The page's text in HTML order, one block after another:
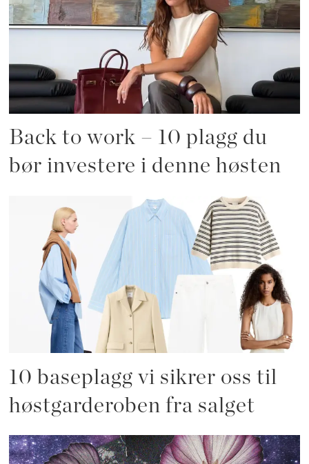
Back to work – 10 plagg du
bør investere i denne høsten
10 baseplagg vi sikrer oss til
høstgarderoben fra salget